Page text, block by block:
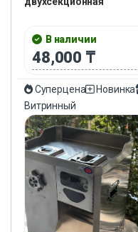
В наличии
48,000 ₸
Суперцена
Новинка
Витринный